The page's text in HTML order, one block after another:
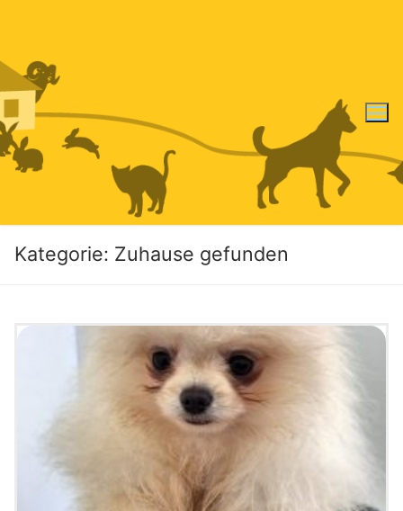
Kategorie: Zuhause gefunden